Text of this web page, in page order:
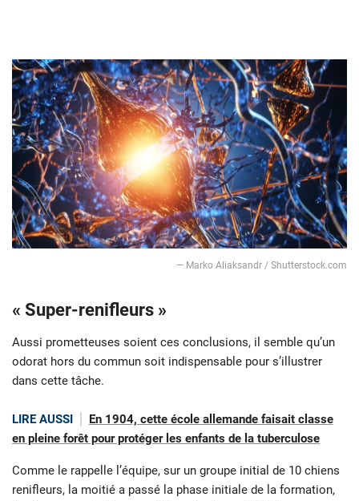
— Marko Aliaksandr / Shutterstock.com
« Super-renifleurs »
Aussi prometteuses soient ces conclusions, il semble qu’un
odorat hors du commun soit indispensable pour s’illustrer
dans cette tâche.
LIRE AUSSI
En 1904, cette école allemande faisait classe
en pleine forêt pour protéger les enfants de la tuberculose
Comme le rappelle l’équipe, sur un groupe initial de 10 chiens
renifleurs, la moitié a passé la phase initiale de la formation,